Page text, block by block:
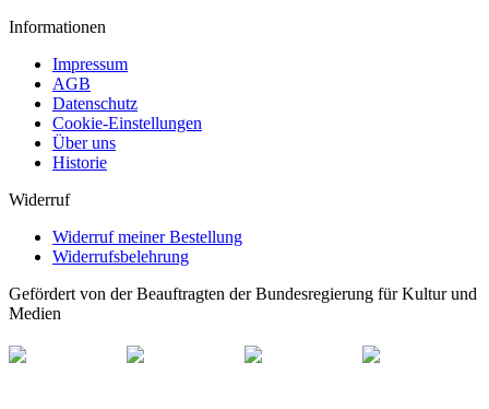
Informationen
Impressum
AGB
Datenschutz
Cookie-Einstellungen
Über uns
Historie
Widerruf
Widerruf meiner Bestellung
Widerrufsbelehrung
Gefördert von der Beauftragten der Bundesregierung für Kultur und
Medien